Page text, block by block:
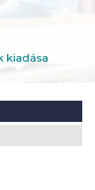
kiadása